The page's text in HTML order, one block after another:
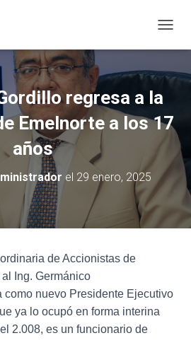
regresa a la
Emelnorte a los 17
años
el 29 enero, 2025
de Accionistas de
Ing. Germánico
como nuevo Presidente Ejecutivo
ya lo ocupó en forma interina
2.008, es un funcionario de